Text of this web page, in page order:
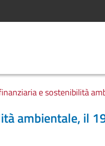
e sostenibilità
ambientale, il